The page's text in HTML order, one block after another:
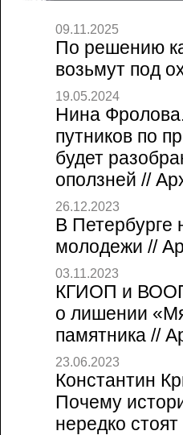
09.11.2025
По решению
возьмут под
19.05.2024
Нина
путников по
будет
оползней //
26.12.2023
В Петербурге
молодежи //
03.11.2023
КГИОП и
о лишении
памятника //
23.06.2023
Константин
Почему
нередко